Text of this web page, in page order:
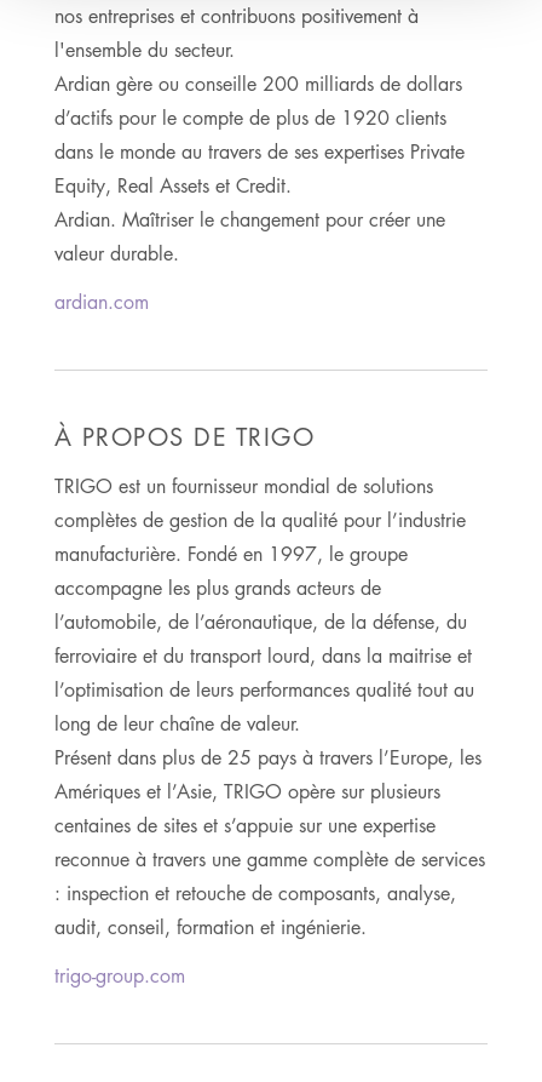
nos entreprises et contribuons positivement à
l'ensemble du secteur.
Ardian gère ou conseille 200 milliards de dollars
d’actifs pour le compte de plus de 1920 clients
dans le monde au travers de ses expertises Private
Equity, Real Assets et Credit.
Ardian. Maîtriser le changement pour créer une
valeur durable.
ardian.com
À PROPOS DE TRIGO
TRIGO est un fournisseur mondial de solutions
complètes de gestion de la qualité pour l’industrie
manufacturière. Fondé en 1997, le groupe
accompagne les plus grands acteurs de
l’automobile, de l’aéronautique, de la défense, du
ferroviaire et du transport lourd, dans la maitrise et
l’optimisation de leurs performances qualité tout au
long de leur chaîne de valeur.
Présent dans plus de 25 pays à travers l’Europe, les
Amériques et l’Asie, TRIGO opère sur plusieurs
centaines de sites et s’appuie sur une expertise
reconnue à travers une gamme complète de services
: inspection et retouche de composants, analyse,
audit, conseil, formation et ingénierie.
trigo-group.com